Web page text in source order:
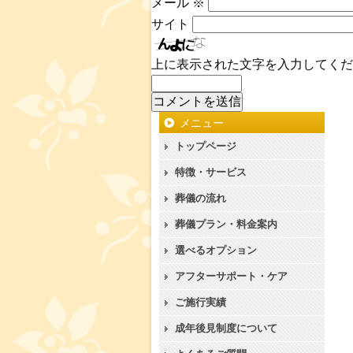
サイト
上に表示された文字を入力してく
メニュー
トップページ
特徴・サービス
葬儀の流れ
葬儀プラン・料金案内
選べるオプション
アフターサポート・ケア
ご施行実績
成年後見制度について